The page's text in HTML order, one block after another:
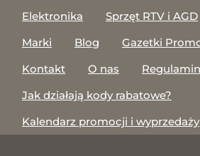
Elektronika
Sprzęt RTV i AGD
Marki
Blog
Gazetki
Kontakt
O nas
Jak działają kody rabatowe?
Kalendarz promocji i wyprzedaży